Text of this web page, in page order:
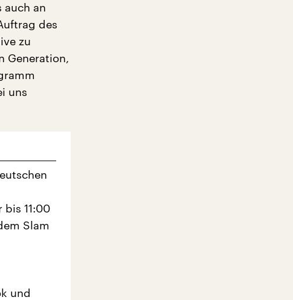
auch an
des
zu
Generation,
uns
11:00
Slam
und